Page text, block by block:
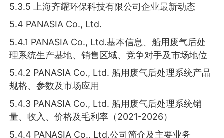
5.3.5 上海齐耀环保科技有限公司企业最新动态
5.4 PANASIA Co., Ltd.
5.4.1 PANASIA Co., Ltd.基本信息、船用废气后处
理系统生产基地、销售区域、竞争对手及市场地位
5.4.2 PANASIA Co., Ltd. 船用废气后处理系统产品
规格、参数及市场应用
5.4.3 PANASIA Co., Ltd. 船用废气后处理系统销
量、收入、价格及毛利率（2021-2026）
5.4.4 PANASIA Co., Ltd.公司简介及主要业务